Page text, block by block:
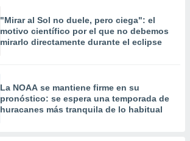
"Mirar al Sol no duele, pero ciega": el
motivo científico por el que no debemos
mirarlo directamente durante el eclipse
La NOAA se mantiene firme en su
pronóstico: se espera una temporada de
huracanes más tranquila de lo habitual